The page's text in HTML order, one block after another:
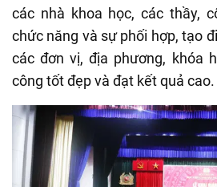
các nhà khoa học, các thầy,
chức năng và sự phối hợp, tạo
các đơn vị, địa phương, khóa
công tốt đẹp và đạt kết quả cao.